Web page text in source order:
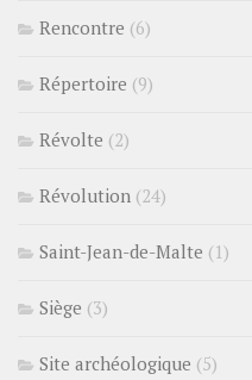
Rencontre (6)
Répertoire (9)
Révolte (2)
Révolution (24)
Saint-Jean-de-Malte (1)
Siège (3)
Site archéologique (5)